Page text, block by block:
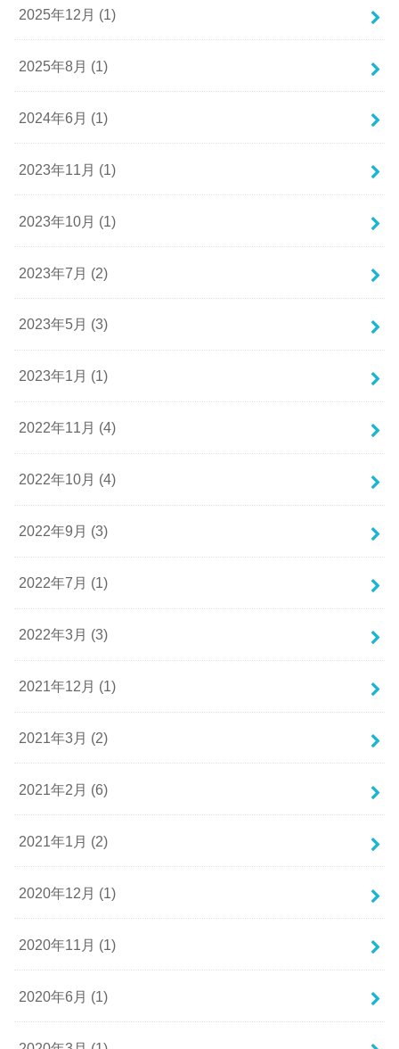
2025年12月 (1)
2025年8月 (1)
2024年6月 (1)
2023年11月 (1)
2023年10月 (1)
2023年7月 (2)
2023年5月 (3)
2023年1月 (1)
2022年11月 (4)
2022年10月 (4)
2022年9月 (3)
2022年7月 (1)
2022年3月 (3)
2021年12月 (1)
2021年3月 (2)
2021年2月 (6)
2021年1月 (2)
2020年12月 (1)
2020年11月 (1)
2020年6月 (1)